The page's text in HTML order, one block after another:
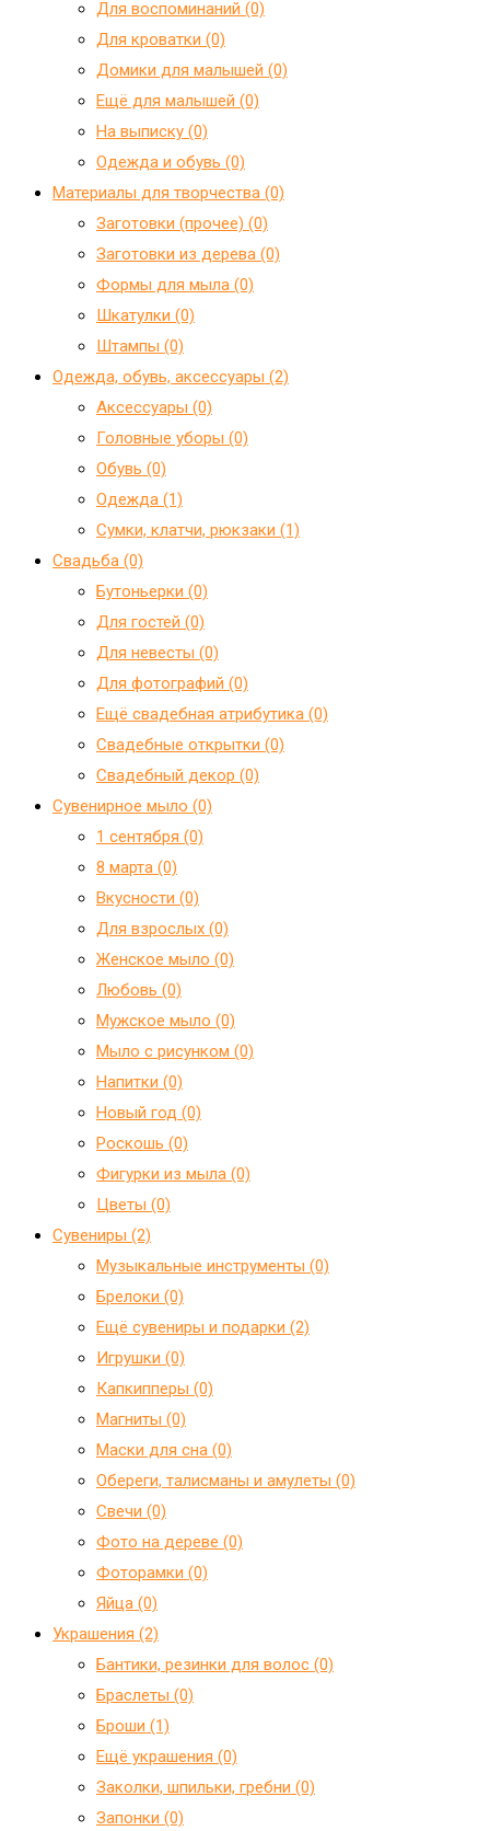
Для воспоминаний (0)
Для кроватки (0)
Домики для малышей (0)
Ещё для малышей (0)
На выписку (0)
Одежда и обувь (0)
Материалы для творчества (0)
Заготовки (прочее) (0)
Заготовки из дерева (0)
Формы для мыла (0)
Шкатулки (0)
Штампы (0)
Одежда, обувь, аксессуары (2)
Аксессуары (0)
Головные уборы (0)
Обувь (0)
Одежда (1)
Сумки, клатчи, рюкзаки (1)
Свадьба (0)
Бутоньерки (0)
Для гостей (0)
Для невесты (0)
Для фотографий (0)
Ещё свадебная атрибутика (0)
Свадебные открытки (0)
Свадебный декор (0)
Сувенирное мыло (0)
1 сентября (0)
8 марта (0)
Вкусности (0)
Для взрослых (0)
Женское мыло (0)
Любовь (0)
Мужское мыло (0)
Мыло с рисунком (0)
Напитки (0)
Новый год (0)
Роскошь (0)
Фигурки из мыла (0)
Цветы (0)
Сувениры (2)
Mузыкальные инструменты (0)
Брелоки (0)
Ещё сувениры и подарки (2)
Игрушки (0)
Капкипперы (0)
Магниты (0)
Маски для сна (0)
Обереги, талисманы и амулеты (0)
Свечи (0)
Фото на дереве (0)
Фоторамки (0)
Яйца (0)
Украшения (2)
Бантики, резинки для волос (0)
Браслеты (0)
Броши (1)
Ещё украшения (0)
Заколки, шпильки, гребни (0)
Запонки (0)